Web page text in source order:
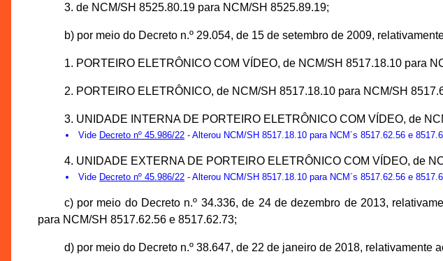
3. de NCM/SH 8525.80.19 para NCM/SH 8525.89.19;
b) por meio do Decreto n.º 29.054, de 15 de setembro de 2009,
1. PORTEIRO ELETRÔNICO COM VÍDEO, de NCM/SH 8517.18.10 para
2. PORTEIRO ELETRÔNICO, de NCM/SH 8517.18.10 para NCM/SH
3. UNIDADE INTERNA DE PORTEIRO ELETRÔNICO COM VÍDEO, de
Vide Decreto nº 45.986/22 - Alterou NCM/SH 8517.18.10 para NCM´s 8517.62.56 e
4. UNIDADE EXTERNA DE PORTEIRO ELETRÔNICO COM VÍDEO, de
Vide Decreto nº 45.986/22 - Alterou NCM/SH 8517.18.10 para NCM´s 8517.62.56 e
c) por meio do Decreto n.º 34.336, de 24 de dezembro de 2013,
para NCM/SH 8517.62.56 e 8517.62.73;
d) por meio do Decreto n.º 38.647, de 22 de janeiro de 2018,